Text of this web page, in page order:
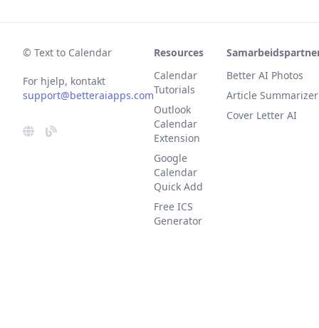
© Text to Calendar
For hjelp, kontakt
support@betteraiapps.com
Resources
Calendar
Tutorials
Outlook
Calendar
Extension
Google
Calendar
Quick Add
Free ICS
Generator
Better AI Photos
Article
Cover Letter AI